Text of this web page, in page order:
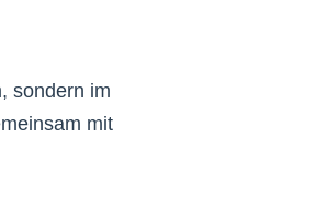
sondern im
mit